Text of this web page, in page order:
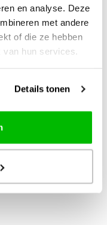
en analyse. Deze
met andere
of die ze hebben
van hun services.
Details tonen
enorm
verloop